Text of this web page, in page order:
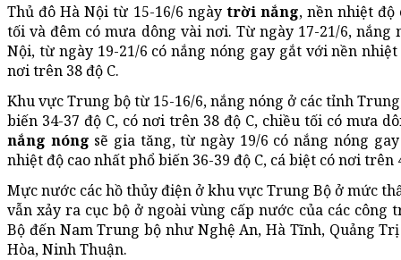
Thủ đô Hà Nội từ 15-16/6 ngày trời nắng, nền nhiệt độ
tối và đêm có mưa dông vài nơi. Từ ngày 17-21/6,
Nội, từ ngày 19-21/6 có nắng nóng gay gắt với nền
nơi trên 38 độ C.
Khu vực Trung bộ từ 15-16/6, nắng nóng ở các tỉnh
biến 34-37 độ C, có nơi trên 38 độ C, chiều tối có mưa
nắng nóng sẽ gia tăng, từ ngày 19/6 có nắng nóng
nhiệt độ cao nhất phổ biến 36-39 độ C, cá biệt có nơi trên
Mực nước các hồ thủy điện ở khu vực Trung Bộ ở mức
vẫn xảy ra cục bộ ở ngoài vùng cấp nước của các
Bộ đến Nam Trung bộ như Nghệ An, Hà Tĩnh, Quảng
Hòa, Ninh Thuận.